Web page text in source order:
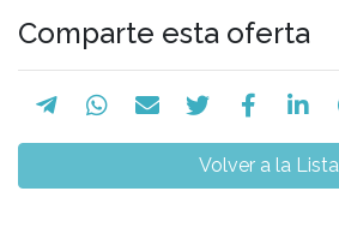
Comparte esta oferta
Volver a la Lista